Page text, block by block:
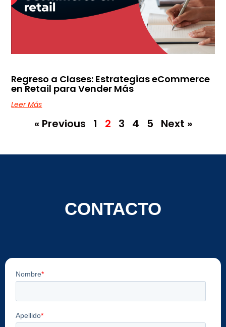
Regreso a Clases: Estrategias eCommerce
en Retail para Vender Más
Leer Más
« Previous 1 2 3 4 5 Next »
CONTACTO